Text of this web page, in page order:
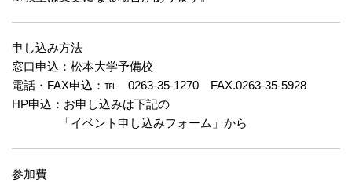
申し込み方法
窓口申込：松本大学予備校
電話・FAX申込：℡ 0263-35-1270 FAX.0263-35-5928
HP申込：お申し込みは下記の
「イベント申し込みフォーム」から
参加費